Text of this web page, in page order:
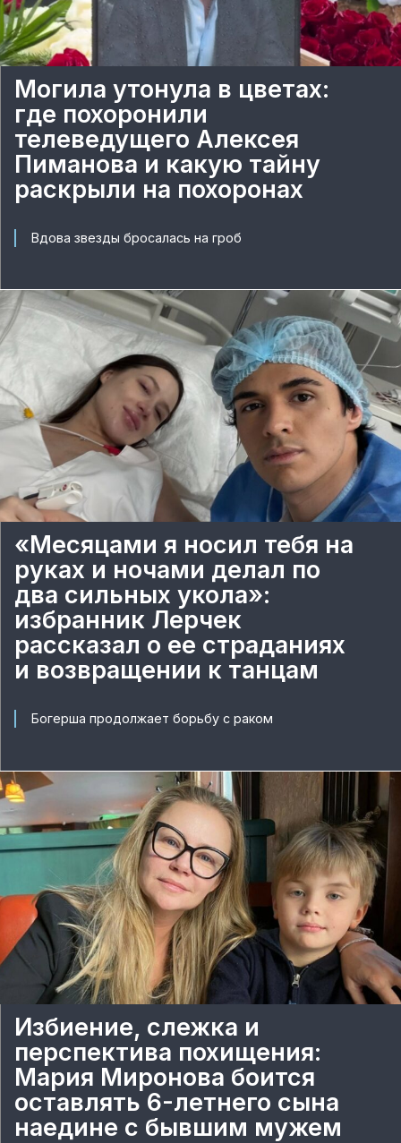
Могила утонула в цветах:
где похоронили
телеведущего Алексея
Пиманова и какую тайну
раскрыли на похоронах
Вдова звезды бросалась на гроб
«Месяцами я носил тебя на
руках и ночами делал по
два сильных укола»:
избранник Лерчек
рассказал о ее страданиях
и возвращении к танцам
Богерша продолжает борьбу с раком
Избиение, слежка и
перспектива похищения:
Мария Миронова боится
оставлять 6-летнего сына
наедине с бывшим мужем